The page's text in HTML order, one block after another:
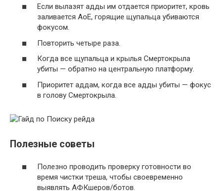
Если вылазят адды им отдается приоритет, кровь
заливается АоЕ, горящие щупальца убиваются
фокусом.
Повторить четыре раза.
Когда все щупальца и крылья Смертокрыла
убиты — обратно на центральную платформу.
Приоритет аддам, когда все адды убиты — фокус
в голову Смертокрыла.
Полезные советы
Полезно проводить проверку готовности во
время чистки треша, чтобы своевременно
выявлять АФКшеров/ботов.